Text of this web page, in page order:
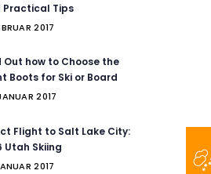
Practical Tips
2017
Out how to Choose the
Boots for Ski or Board
2017
Flight to Salt Lake City:
Utah Skiing
2017